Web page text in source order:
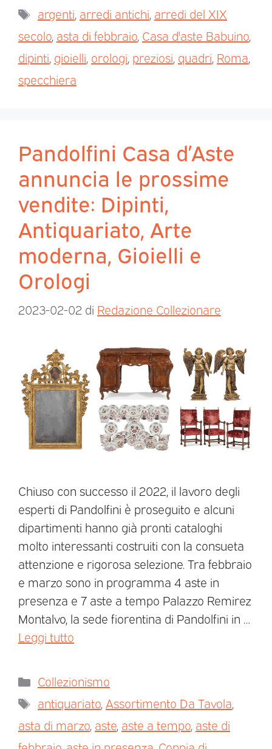
argenti arredi antichi arredi del XIX
secolo asta di febbraio Casa d'aste Babuino
dipinti gioielli orologi preziosi quadri Roma
specchiera
Pandolfini Casa d’Aste
annuncia le prossime
vendite: Dipinti,
Antiquariato, Arte
moderna, Gioielli e
Orologi
2023-02-02 di Redazione Collezionare
Chiuso con successo il 2022, il lavoro degli
esperti di Pandolfini è proseguito e alcuni
dipartimenti hanno già pronti cataloghi
molto interessanti costruiti con la consueta
attenzione e rigorosa selezione. Tra febbraio
e marzo sono in programma 4 aste in
presenza e 7 aste a tempo Palazzo Remirez
Montalvo, la sede fiorentina di Pandolfini in …
Leggi tutto
Collezionismo
antiquariato, Assortimento Da Tavola,
asta di marzo, aste, aste a tempo, aste di